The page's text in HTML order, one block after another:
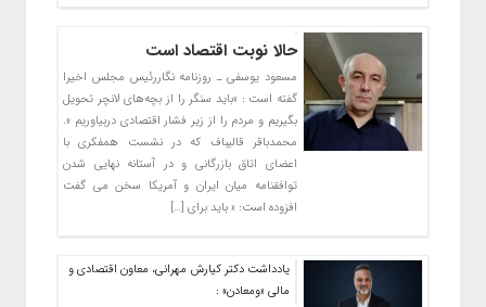
حالا نوبت اقتصاد است
مسعود یوسفی ـ روزنامه نگاررئیس مجلس اخیرا
گفته است : «باید سنگر را از بچه‌های لانچر تحویل
بگیریم و مردم را از زیر فشار اقتصادی دربیاوریم ».
محمدباقر قالیباف که در نشست همفکری با
اعضای اتاق بازرگانی و در آستانه نهایی شدن
توافقنامه میان ایران و آمریکا سخن می گفت
افزوده است: « باید برای […]
یادداشت دکتر کیارش مهرانی، معاون اقتصادی و
مالی «ومعادن» :